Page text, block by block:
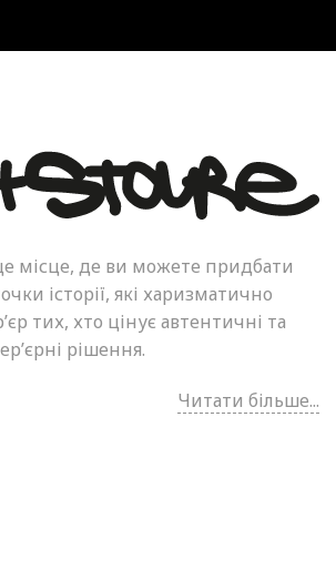
місце, де ви можете придбати
історії, які харизматично
тих, хто цінує автентичні та
рішення.
Читати більше...